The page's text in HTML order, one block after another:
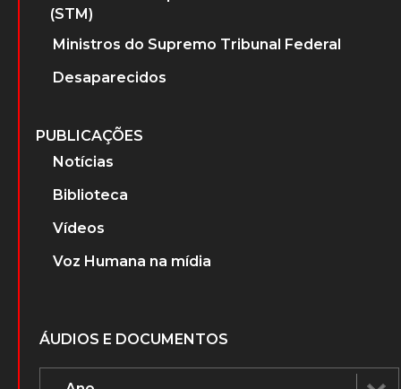
(STM)
Ministros do Supremo Tribunal Federal
Desaparecidos
PUBLICAÇÕES
Notícias
Biblioteca
Vídeos
Voz Humana na mídia
ÁUDIOS E DOCUMENTOS